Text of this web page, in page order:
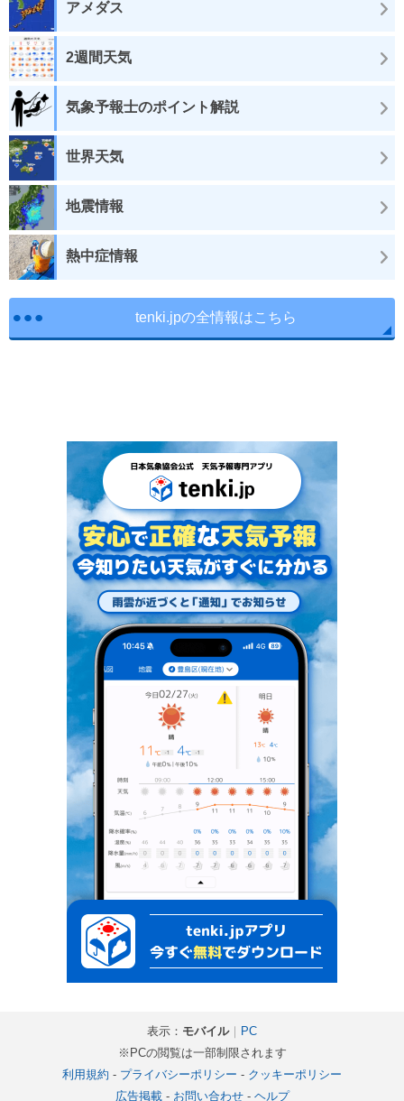
アメダス
2週間天気
気象予報士のポイント解説
世界天気
地震情報
熱中症情報
tenki.jpの全情報はこちら
表示： モバイル｜ PC
※PCの閲覧は一部制限されます
利用規約 - プライバシーポリシー - クッキーポリシー
広告掲載- お問い合わせ- ヘルプ